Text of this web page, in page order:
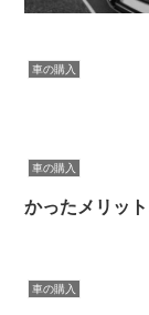
車の購入
車の購入
かったメリッ
車の購入